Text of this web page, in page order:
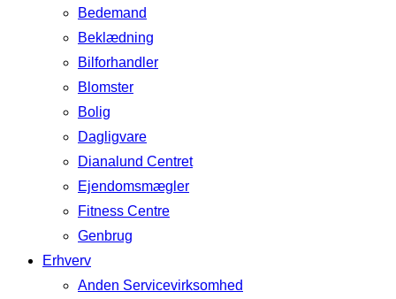
Bedemand
Beklædning
Bilforhandler
Blomster
Bolig
Dagligvare
Dianalund Centret
Ejendomsmægler
Fitness Centre
Genbrug
Erhverv
Anden Servicevirksomhed